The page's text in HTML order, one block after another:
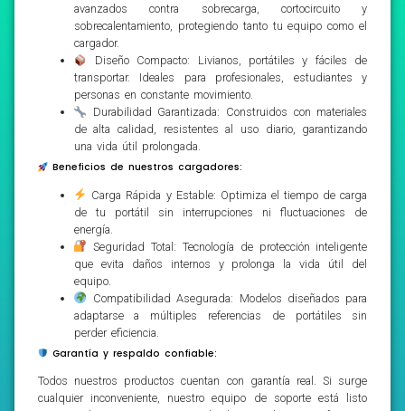
avanzados contra sobrecarga, cortocircuito y
sobrecalentamiento, protegiendo tanto tu equipo como el
cargador.
Diseño Compacto: Livianos, portátiles y fáciles de
transportar. Ideales para profesionales, estudiantes y
personas en constante movimiento.
Durabilidad Garantizada: Construidos con materiales
de alta calidad, resistentes al uso diario, garantizando
una vida útil prolongada.
Beneficios de nuestros cargadores:
Carga Rápida y Estable: Optimiza el tiempo de carga
de tu portátil sin interrupciones ni fluctuaciones de
energía.
Seguridad Total: Tecnología de protección inteligente
que evita daños internos y prolonga la vida útil del
equipo.
Compatibilidad Asegurada: Modelos diseñados para
adaptarse a múltiples referencias de portátiles sin
perder eficiencia.
Garantía y respaldo confiable:
Todos nuestros productos cuentan con garantía real. Si surge
cualquier inconveniente, nuestro equipo de soporte está listo